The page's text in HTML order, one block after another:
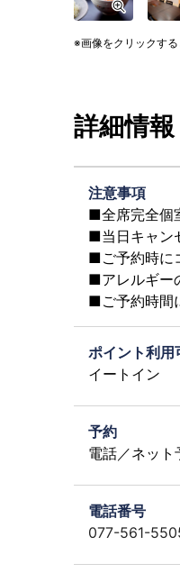
画像をクリックする
詳細情報
注意事項
■全席完全個
■当日キャン
■ご予約時に
■アレルギー
■ご予約時間
ポイント利用
イートイン
予約
電話／ネット
電話番号
077-561-